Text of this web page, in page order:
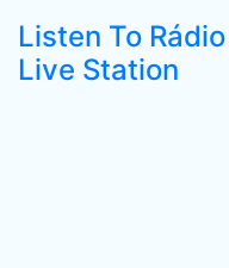
Listen To
Live Station